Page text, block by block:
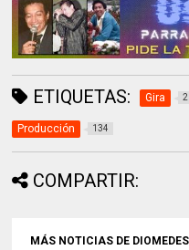
ETIQUETAS: Gira
Producción 134
COMPARTIR:
MÁS NOTICIAS DE